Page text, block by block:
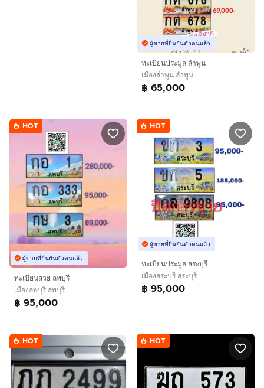
ผู้ขายที่ยืนยันตัวตนแล้ว
ทะเบียนประมูล ลำพูน
เมืองลำพูน ลำพูน
฿ 65,000
HOT
ผู้ขายที่ยืนยันตัวตนแล้ว
ทะเบียนสวย ลพบุรี
เมืองลพบุรี ลพบุรี
฿ 95,000
HOT
ผู้ขายที่ยืนยันตัวตนแล้ว
ทะเบียนประมูล สระบุรี
เมืองสระบุรี สระบุรี
฿ 95,000
HOT HOT